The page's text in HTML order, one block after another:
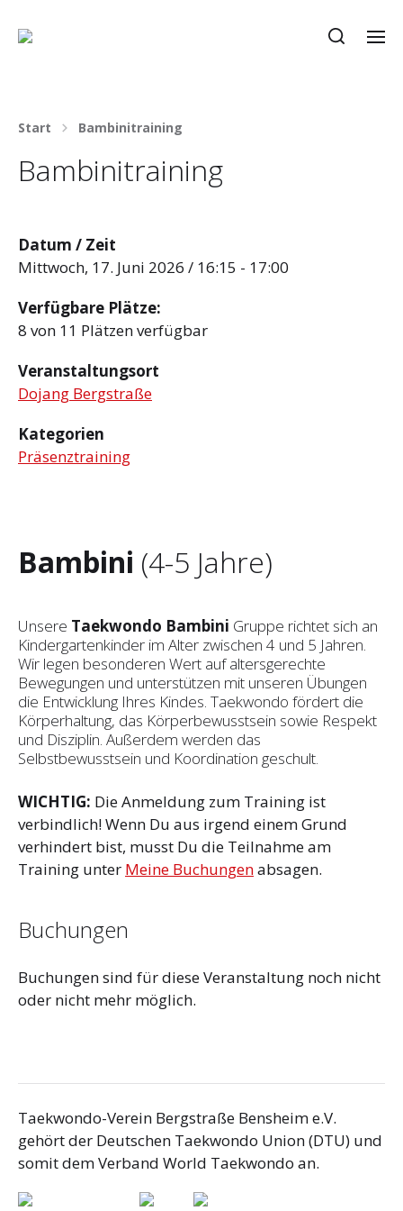
Start Bambinitraining
Bambinitraining
Datum / Zeit
Mittwoch, 17. Juni 2026 / 16:15 - 17:00
Verfügbare Plätze:
8 von 11 Plätzen verfügbar
Veranstaltungsort
Dojang Bergstraße
Kategorien
Präsenztraining
Bambini (4-5 Jahre)
Unsere Taekwondo Bambini Gruppe richtet sich an
Kindergartenkinder im Alter zwischen 4 und 5 Jahren.
Wir legen besonderen Wert auf altersgerechte
Bewegungen und unterstützen mit unseren Übungen
die Entwicklung Ihres Kindes. Taekwondo fördert die
Körperhaltung, das Körperbewusstsein sowie Respekt
und Disziplin. Außerdem werden das
Selbstbewusstsein und Koordination geschult.
WICHTIG: Die Anmeldung zum Training ist
verbindlich! Wenn Du aus irgend einem Grund
verhindert bist, musst Du die Teilnahme am
Training unter Meine Buchungenabsagen.
Buchungen
Buchungen sind für diese Veranstaltung noch nicht
oder nicht mehr möglich.
Taekwondo-Verein Bergstraße Bensheim e.V.
gehört der Deutschen Taekwondo Union (DTU) und
somit dem Verband World Taekwondo an.